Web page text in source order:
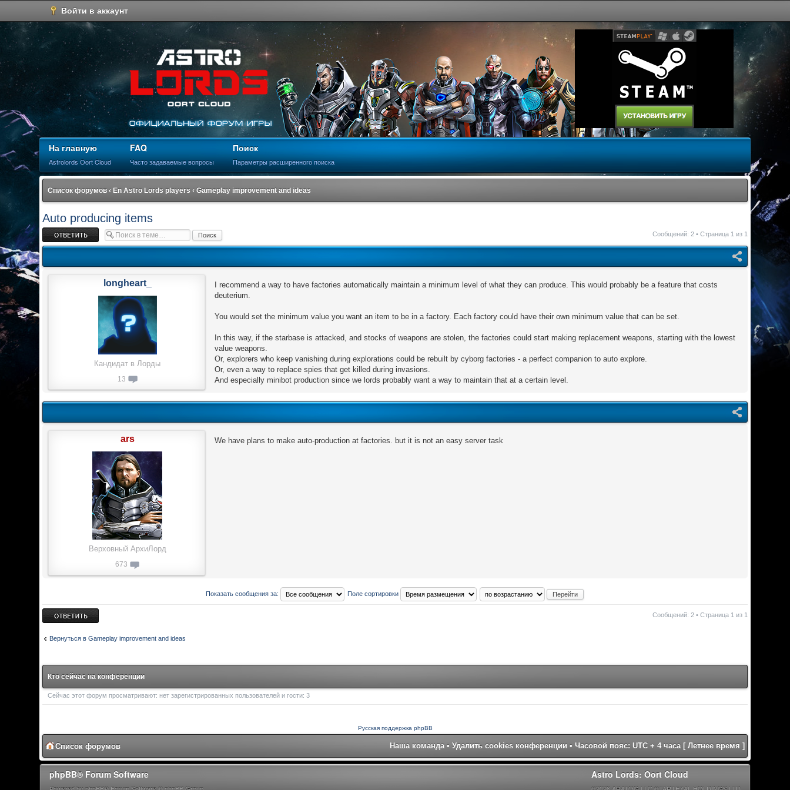
Войти в аккаунт
На главную
Astrolords Oort Cloud
FAQ
Часто задаваемые вопросы
Поиск
Параметры расширенного поиска
Список форумов ‹ En Astro Lords players ‹ Gameplay improvement and ideas
Auto producing items
Ответить Сообщений: 2 • Страница 1 из 1
I recommend a way to have factories automatically maintain a minimum level of what they can produce. This would probably be a feature that costs
deuterium.
You would set the minimum value you want an item to be in a factory. Each factory could have their own minimum value that can be set.
In this way, if the starbase is attacked, and stocks of weapons are stolen, the factories could start making replacement weapons, starting with the lowest
value weapons.
Or, explorers who keep vanishing during explorations could be rebuilt by cyborg factories - a perfect companion to auto explore.
Or, even a way to replace spies that get killed during invasions.
And especially minibot production since we lords probably want a way to maintain that at a certain level.
longheart_
Кандидат в Лорды
13
We have plans to make auto-production at factories. but it is not an easy server task
ars
Верховный АрхиЛорд
673
Показать сообщения за: Поле сортировки
Ответить Сообщений: 2 • Страница 1 из 1
Вернуться в Gameplay improvement and ideas
Кто сейчас на конференции
Сейчас этот форум просматривают: нет зарегистрированных пользователей и гости: 3
Русская поддержка phpBB
Список форумов Наша команда• Удалить cookies конференции • Часовой пояс: UTC + 4 часа [ Летнее время ]
phpBB® Forum Software
Powered by phpBB® Forum Software © phpBB Group
Astro Lords: Oort Cloud
©2026 ARATOG LLC ©TARTEZAL HOLDINGS LTD